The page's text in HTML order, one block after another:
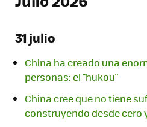
31 julio
China ha creado una
personas: el "hukou"
China cree que no tiene
construyendo desde cero